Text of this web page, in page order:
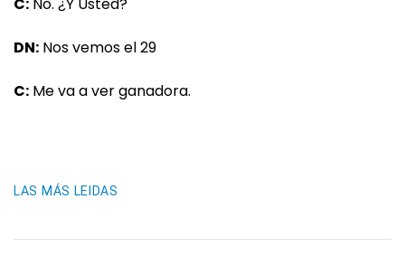
DN: Nos vemos el 29
C: Me va a ver ganadora.
LAS MÁS LEIDAS